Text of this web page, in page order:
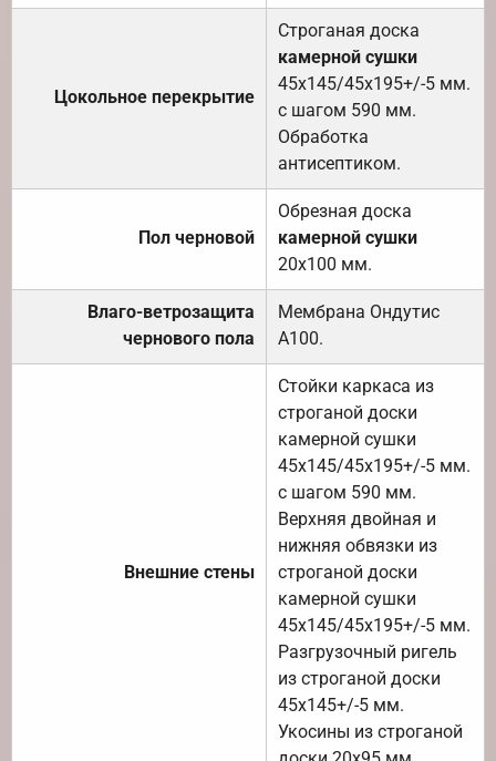
Цокольное перекрытие
Строганая доска
камерной сушки
45х145/45х195+/-5 мм.
с шагом 590 мм.
Обработка
антисептиком.
Пол черновой
Обрезная доска
камерной сушки
20х100 мм.
Влаго-ветрозащита
чернового пола
Мембрана Ондутис
А100.
Внешние стены
Стойки каркаса из
строганой доски
камерной сушки
45х145/45х195+/-5 мм.
с шагом 590 мм.
Верхняя двойная и
нижняя обвязки из
строганой доски
камерной сушки
45х145/45х195+/-5 мм.
Разгрузочный ригель
из строганой доски
45х145+/-5 мм.
Укосины из строганой